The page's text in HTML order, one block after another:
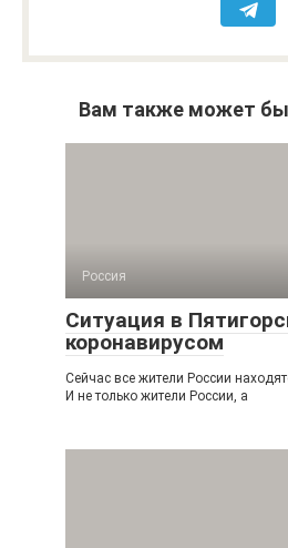
Вам также может
Россия
Ситуация в
коронавирусом
Сейчас все жители России
И не только жители России, а